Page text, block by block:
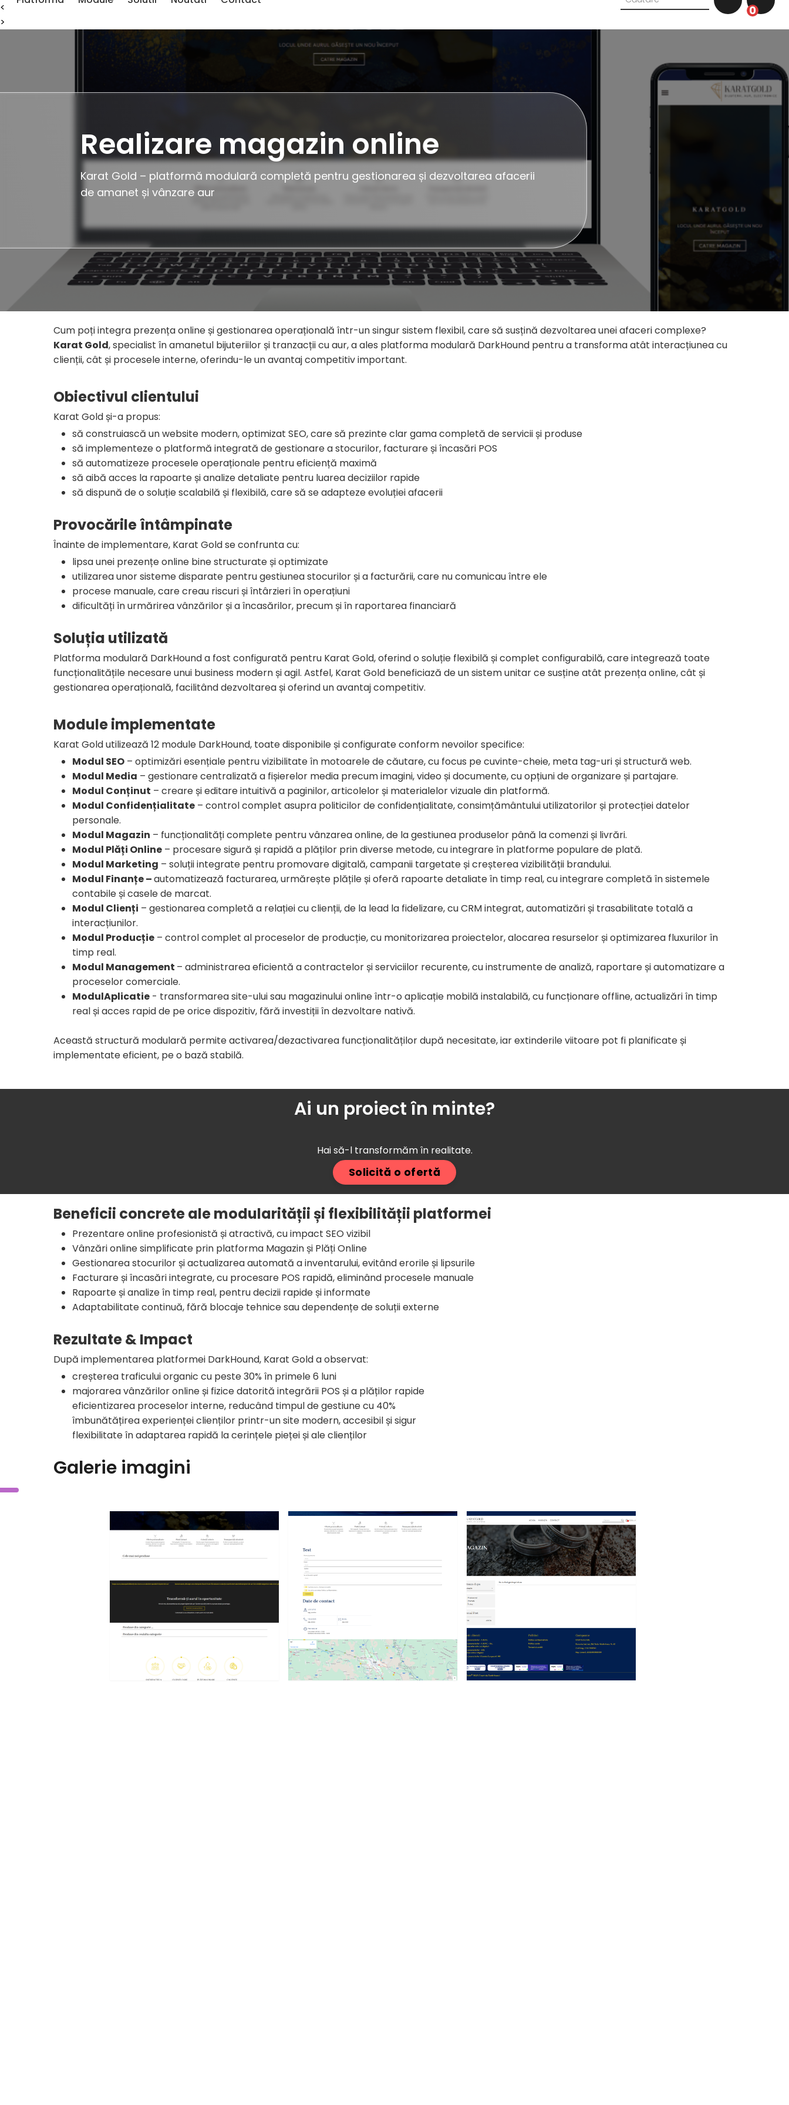
<
>
Cautarea nu a dat nici un
0
Realizare magazin online
Karat Gold – platformă modulară completă pentru gestionarea și dezvoltarea afacerii
de amanet și vânzare aur
Cum poți integra prezența online și gestionarea operațională într-un singur sistem flexibil, care să susțină dezvoltarea unei afaceri complexe?
Karat Gold, specialist în amanetul bijuteriilor și tranzacții cu aur, a ales platforma modulară DarkHound pentru a transforma atât interacțiunea cu
clienții, cât și procesele interne, oferindu-le un avantaj competitiv important.
Obiectivul clientului
Karat Gold și-a propus:
să construiască un website modern, optimizat SEO, care să prezinte clar gama completă de servicii și produse
să implementeze o platformă integrată de gestionare a stocurilor, facturare și încasări POS
să automatizeze procesele operaționale pentru eficiență maximă
să aibă acces la rapoarte și analize detaliate pentru luarea deciziilor rapide
să dispună de o soluție scalabilă și flexibilă, care să se adapteze evoluției afacerii
Provocările întâmpinate
Înainte de implementare, Karat Gold se confrunta cu:
lipsa unei prezențe online bine structurate și optimizate
utilizarea unor sisteme disparate pentru gestiunea stocurilor și a facturării, care nu comunicau între ele
procese manuale, care creau riscuri și întârzieri în operațiuni
dificultăți în urmărirea vânzărilor și a încasărilor, precum și în raportarea financiară
Soluția utilizată
Platforma modulară DarkHound a fost configurată pentru Karat Gold, oferind o soluție flexibilă și complet configurabilă, care integrează toate
funcționalitățile necesare unui business modern și agil. Astfel, Karat Gold beneficiază de un sistem unitar ce susține atât prezența online, cât și
gestionarea operațională, facilitând dezvoltarea și oferind un avantaj competitiv.
Module implementate
Karat Gold utilizează 12 module DarkHound, toate disponibile și configurate conform nevoilor specifice:
Modul SEO – optimizări esențiale pentru vizibilitate în motoarele de căutare, cu focus pe cuvinte-cheie, meta tag-uri și structură web.
Modul Media – gestionare centralizată a fișierelor media precum imagini, video și documente, cu opțiuni de organizare și partajare.
Modul Conținut – creare și editare intuitivă a paginilor, articolelor și materialelor vizuale din platformă.
Modul Confidențialitate – control complet asupra politicilor de confidențialitate, consimțământului utilizatorilor și protecției datelor
personale.
Modul Magazin – funcționalități complete pentru vânzarea online, de la gestiunea produselor până la comenzi și livrări.
Modul Plăți Online – procesare sigură și rapidă a plăților prin diverse metode, cu integrare în platforme populare de plată.
Modul Marketing – soluții integrate pentru promovare digitală, campanii targetate și creșterea vizibilității brandului.
Modul Finanțe–automatizează facturarea, urmărește plățile și oferă rapoarte detaliate în timp real, cu integrare completă în sistemele
contabile și casele de marcat.
Modul Clienți – gestionarea completă a relației cu clienții, de la lead la fidelizare, cu CRM integrat, automatizări și trasabilitate totală a
interacțiunilor.
Modul Producție – control complet al proceselor de producție, cu monitorizarea proiectelor, alocarea resurselor și optimizarea fluxurilor în
timp real.
Modul Management – administrarea eficientă a contractelor și serviciilor recurente, cu instrumente de analiză, raportare și automatizare a
proceselor comerciale.
ModulAplicatie - transformarea site-ului sau magazinului online într-o aplicație mobilă instalabilă, cu funcționare offline, actualizări în timp
real și acces rapid de pe orice dispozitiv, fără investiții în dezvoltare nativă.
Această structură modulară permite activarea/dezactivarea funcționalităților după necesitate, iar extinderile viitoare pot fi planificate și
implementate eficient, pe o bază stabilă.
Ai un proiect în minte?
Hai să-l transformăm în realitate.
Solicită o ofertă
Beneficii concrete ale modularității și flexibilității platformei
Prezentare online profesionistă și atractivă, cu impact SEO vizibil
Vânzări online simplificate prin platforma Magazin și Plăți Online
Gestionarea stocurilor și actualizarea automată a inventarului, evitând erorile și lipsurile
Facturare și încasări integrate, cu procesare POS rapidă, eliminând procesele manuale
Rapoarte și analize în timp real, pentru decizii rapide și informate
Adaptabilitate continuă, fără blocaje tehnice sau dependențe de soluții externe
Rezultate & Impact
După implementarea platformei DarkHound, Karat Gold a observat:
creșterea traficului organic cu peste 30% în primele 6 luni
majorarea vânzărilor online și fizice datorită integrării POS și a plăților rapide
eficientizarea proceselor interne, reducând timpul de gestiune cu 40%
îmbunătățirea experienței clienților printr-un site modern, accesibil și sigur
flexibilitate în adaptarea rapidă la cerințele pieței și ale clienților
Galerie imagini